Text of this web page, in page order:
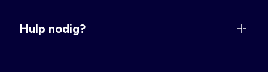
Hulp nodig?